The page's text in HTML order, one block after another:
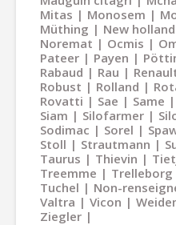
Mitas
Monosem
Müthing
New holland
Noremat
Ocmis
Pateer
Payen
Rabaud
Rau
Robust
Rolland
Rovatti
Sae Same
Siam
Silofarmer
Sodimac
Sorel
Stoll
Strautmann
Taurus
Thievin
Treemme
Trelleborg
Tuchel
Non-
Valtra
Vicon
Ziegler